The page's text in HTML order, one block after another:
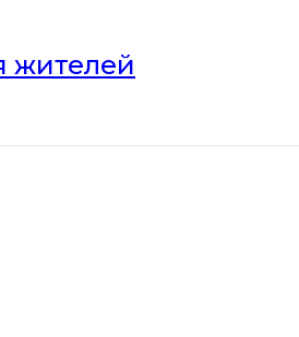
жителей